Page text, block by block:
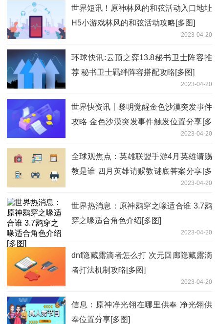
世界短讯！原神林风的和弦活动入口地址
H5小游戏林风的和弦活动攻略[多图]
2023-04-20
环球快讯:云顶之弈13.8秘书卫士阵容推
荐 秘书卫士羁绊阵容搭配攻略[多图]
2023-04-20
世界快资讯丨黎明觉醒金色沙漠突发事件
攻略 金色沙漠突发事件触发位置分享[多
2023-04-20
全球观焦点：英雄联盟手游4月英雄请赐
教是谁 四月英雄请赐教谜底答案分享[多
2023-04-20
世界热消息：原神鹮穿之喙适合谁 3.7鹮
穿之喙适合角色介绍[多图]
2023-04-20
dnf隐藏露滴者怎么打 次元回廊隐藏露滴
者打法机制攻略[多图]
2023-04-20
信息：原神净光翎在哪里供奉 净光翎供
奉位置分享[多图]